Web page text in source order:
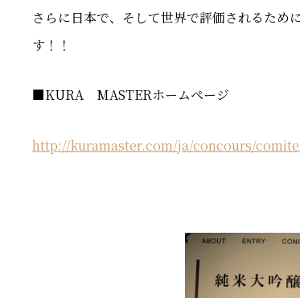
さらに日本で、そして世界で評価されるため
す！！
■KURA MASTERホームページ
http://kuramaster.com/ja/concours/